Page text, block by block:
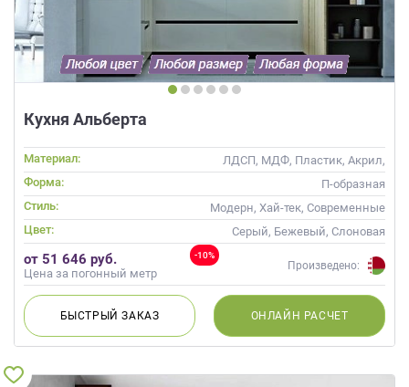
Кухня Альберта
Материал:
ЛДСП, МДФ, Пластик, Акрил,
Alvic / УФ лак, Шпон
Форма:
П-образная
Стиль:
Модерн, Хай-тек, Современные
Цвет:
Серый, Бежевый, Слоновая
кость, Кремовый, Коричневый
-10%
от 51 646 руб.
Цена за погонный метр
Произведено:
БЫСТРЫЙЗАКАЗ ОНЛАЙН РАСЧЕТ